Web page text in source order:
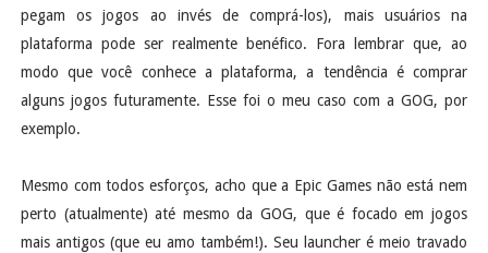
pegam os jogos ao invés de comprá-los), mais usuários na
plataforma pode ser realmente benéfico. Fora lembrar que, ao
modo que você conhece a plataforma, a tendência é comprar
alguns jogos futuramente. Esse foi o meu caso com a GOG, por
exemplo.
Mesmo com todos esforços, acho que a Epic Games não está nem
perto (atualmente) até mesmo da GOG, que é focado em jogos
mais antigos (que eu amo também!). Seu launcher é meio travado